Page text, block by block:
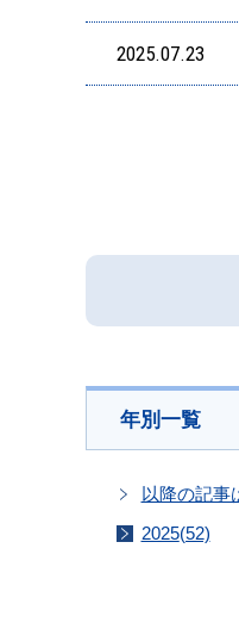
2025.07.23
年別一覧
以降の記事
2025(52)